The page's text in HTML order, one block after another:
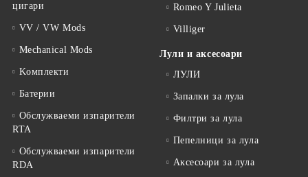
цигари
VV / VW Mods
Mechanical Mods
Kомплекти
Батерии
Обслужваеми изпарители
RTA
Обслужваеми изпарители
RDA
Romeo Y Julieta
Villiger
Лули и аксесоари
ЛУЛИ
Запалки за лула
Филтри за лула
Пепелници за лула
Аксесоари за лула